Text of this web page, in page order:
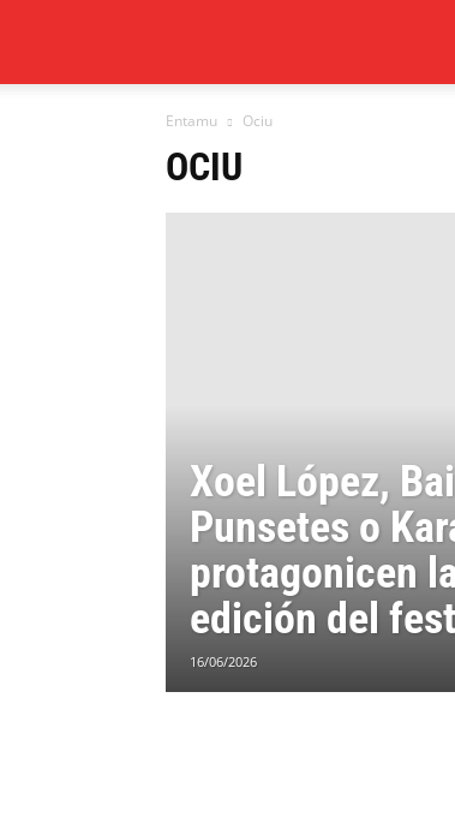
Entamu Ociu
OCIU
Xoel López,
Punsetes o
protagonicen
edición del
16/06/2026